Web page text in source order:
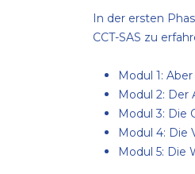
In der ersten
CCT-SAS zu
Modul 1:
Modul 2: Der
Modul 3: Die
Modul 4: Die
Modul 5: Die